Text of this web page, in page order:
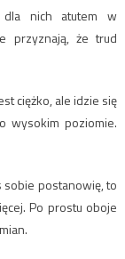
dla nich atutem w
przyznają, że trud
ciężko, ale idzie się
wysokim poziomie.
sobie postanowię, to
Po prostu oboje